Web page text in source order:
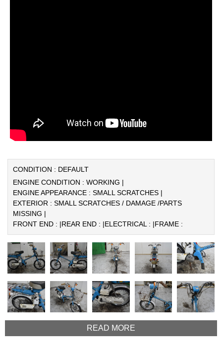
CONDITION : DEFAULT
ENGINE CONDITION : WORKING |
ENGINE APPEARANCE : SMALL SCRATCHES |
EXTERIOR : SMALL SCRATCHES / DAMAGE /PARTS
MISSING |
FRONT END : |REAR END : |ELECTRICAL : |FRAME :
READ MORE